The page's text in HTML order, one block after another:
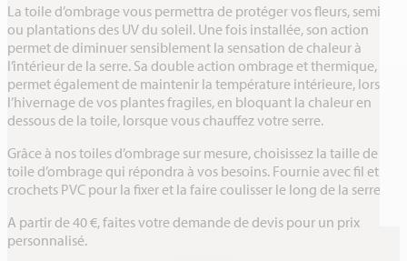
La toile d’ombrage vous permettra de protéger vos fleurs, semis,
ou plantations des UV du soleil. Une fois installée, son action
permet de diminuer sensiblement la sensation de chaleur à
l’intérieur de la serre. Sa double action ombrage et thermique, lui
permet également de maintenir la température intérieure, lors de
l’hivernage de vos plantes fragiles, en bloquant la chaleur en
dessous de la toile, lorsque vous chauffez votre serre.
Grâce à nos toiles d’ombrage sur mesure, choisissez la taille de
toile d’ombrage qui répondra à vos besoins. Fournie avec fil et
crochets PVC pour la fixer et la faire coulisser le long de la serre.
A partir de 40 €, faites votre demande de devis pour un prix
personnalisé.